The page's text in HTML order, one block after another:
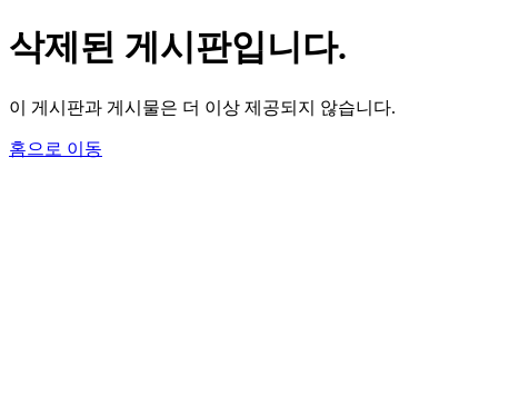
삭제된 게시판입니다.
이 게시판과 게시물은 더 이상 제공되지 않습니다.
홈으로 이동